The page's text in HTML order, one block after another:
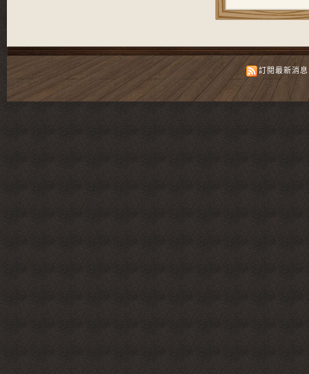
訂閱最新消息